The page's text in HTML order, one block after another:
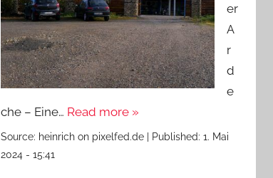
er
A
r
d
e
che – Eine… Read more »
Source: heinrich on pixelfed.de | Published:1. Mai
2024 - 15:41